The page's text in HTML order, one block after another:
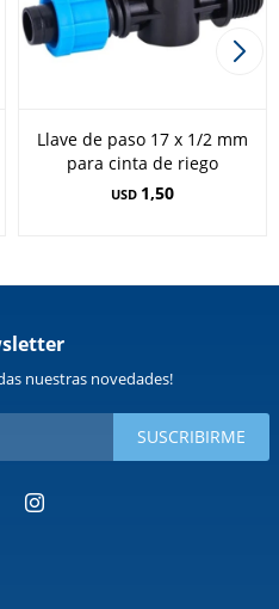
Llave de paso 17 x 1/2 mm
para cinta de riego
USD 1,50
nuestras novedades!
SUSCRIBIRME
